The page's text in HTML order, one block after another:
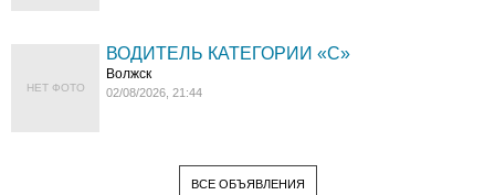
НЕТ ФОТО
ВОДИТЕЛЬ КАТЕГОРИИ «C»
Волжск
02/08/2026, 21:44
ВСЕ ОБЪЯВЛЕНИЯ